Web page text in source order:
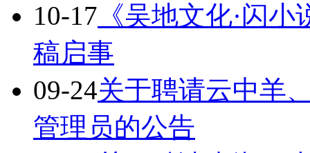
10-17 《吴地文化·闪
稿启事
09-24关于聘请云中羊
管理员的公告